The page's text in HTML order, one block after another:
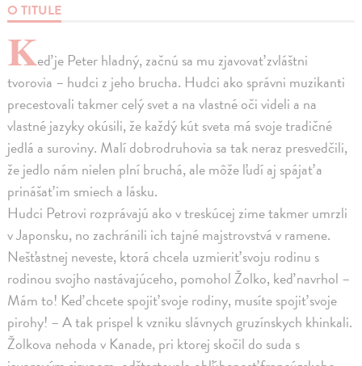
O TITULE
Keď je Peter hladný, začnú sa mu zjavovať zvláštni
tvorovia – hudci z jeho brucha. Hudci ako správni muzikanti
precestovali takmer celý svet a na vlastné oči videli a na
vlastné jazyky okúsili, že každý kút sveta má svoje tradičné
jedlá a suroviny. Malí dobrodruhovia sa tak neraz presvedčili,
že jedlo nám nielen plní bruchá, ale môže ľudí aj spájať a
prinášať im smiech a lásku.
Hudci Petrovi rozprávajú ako v treskúcej zime takmer umrzli
v Japonsku, no zachránili ich tajné majstrovstvá v ramene.
Nešťastnej neveste, ktorá chcela uzmieriť svoju rodinu s
rodinou svojho nastávajúceho, pomohol Žolko, keď navrhol –
Mám to! Keď chcete spojiť svoje rodiny, musíte spojiť svoje
pirohy! – A tak prispel k vzniku slávnych gruzínskych khinkali.
Žolkova nehoda v Kanade, pri ktorej skočil do suda s